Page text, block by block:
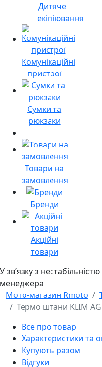
Дитяче
екіпіювання
Комунікаційні
пристрої
Сумки та
рюкзаки
Товари на
замовлення
Бренди
Акційні
товари
У звʼязку з
менеджера
Мото-магазин Rmoto
Термо штани KLIM
Все про товар
Характеристики та
Купують разом
Відгуки